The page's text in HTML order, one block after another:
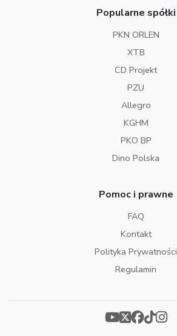
Popularne spółki
PKN ORLEN
XTB
CD Projekt
PZU
Allegro
KGHM
PKO BP
Dino Polska
Pomoc i prawne
FAQ
Kontakt
Polityka Prywatności
Regulamin